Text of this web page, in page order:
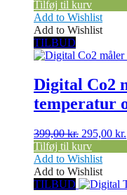
Tilføj til kurv
Add to Wishlist
Add to Wishlist
TILBUD
Digital Co2
temperatur
399,00kr. Den
oprindelige
pris
var:
399,00
295,00 kr.
Tilføj til kurv
Add to Wishlist
Add to Wishlist
TILBUD